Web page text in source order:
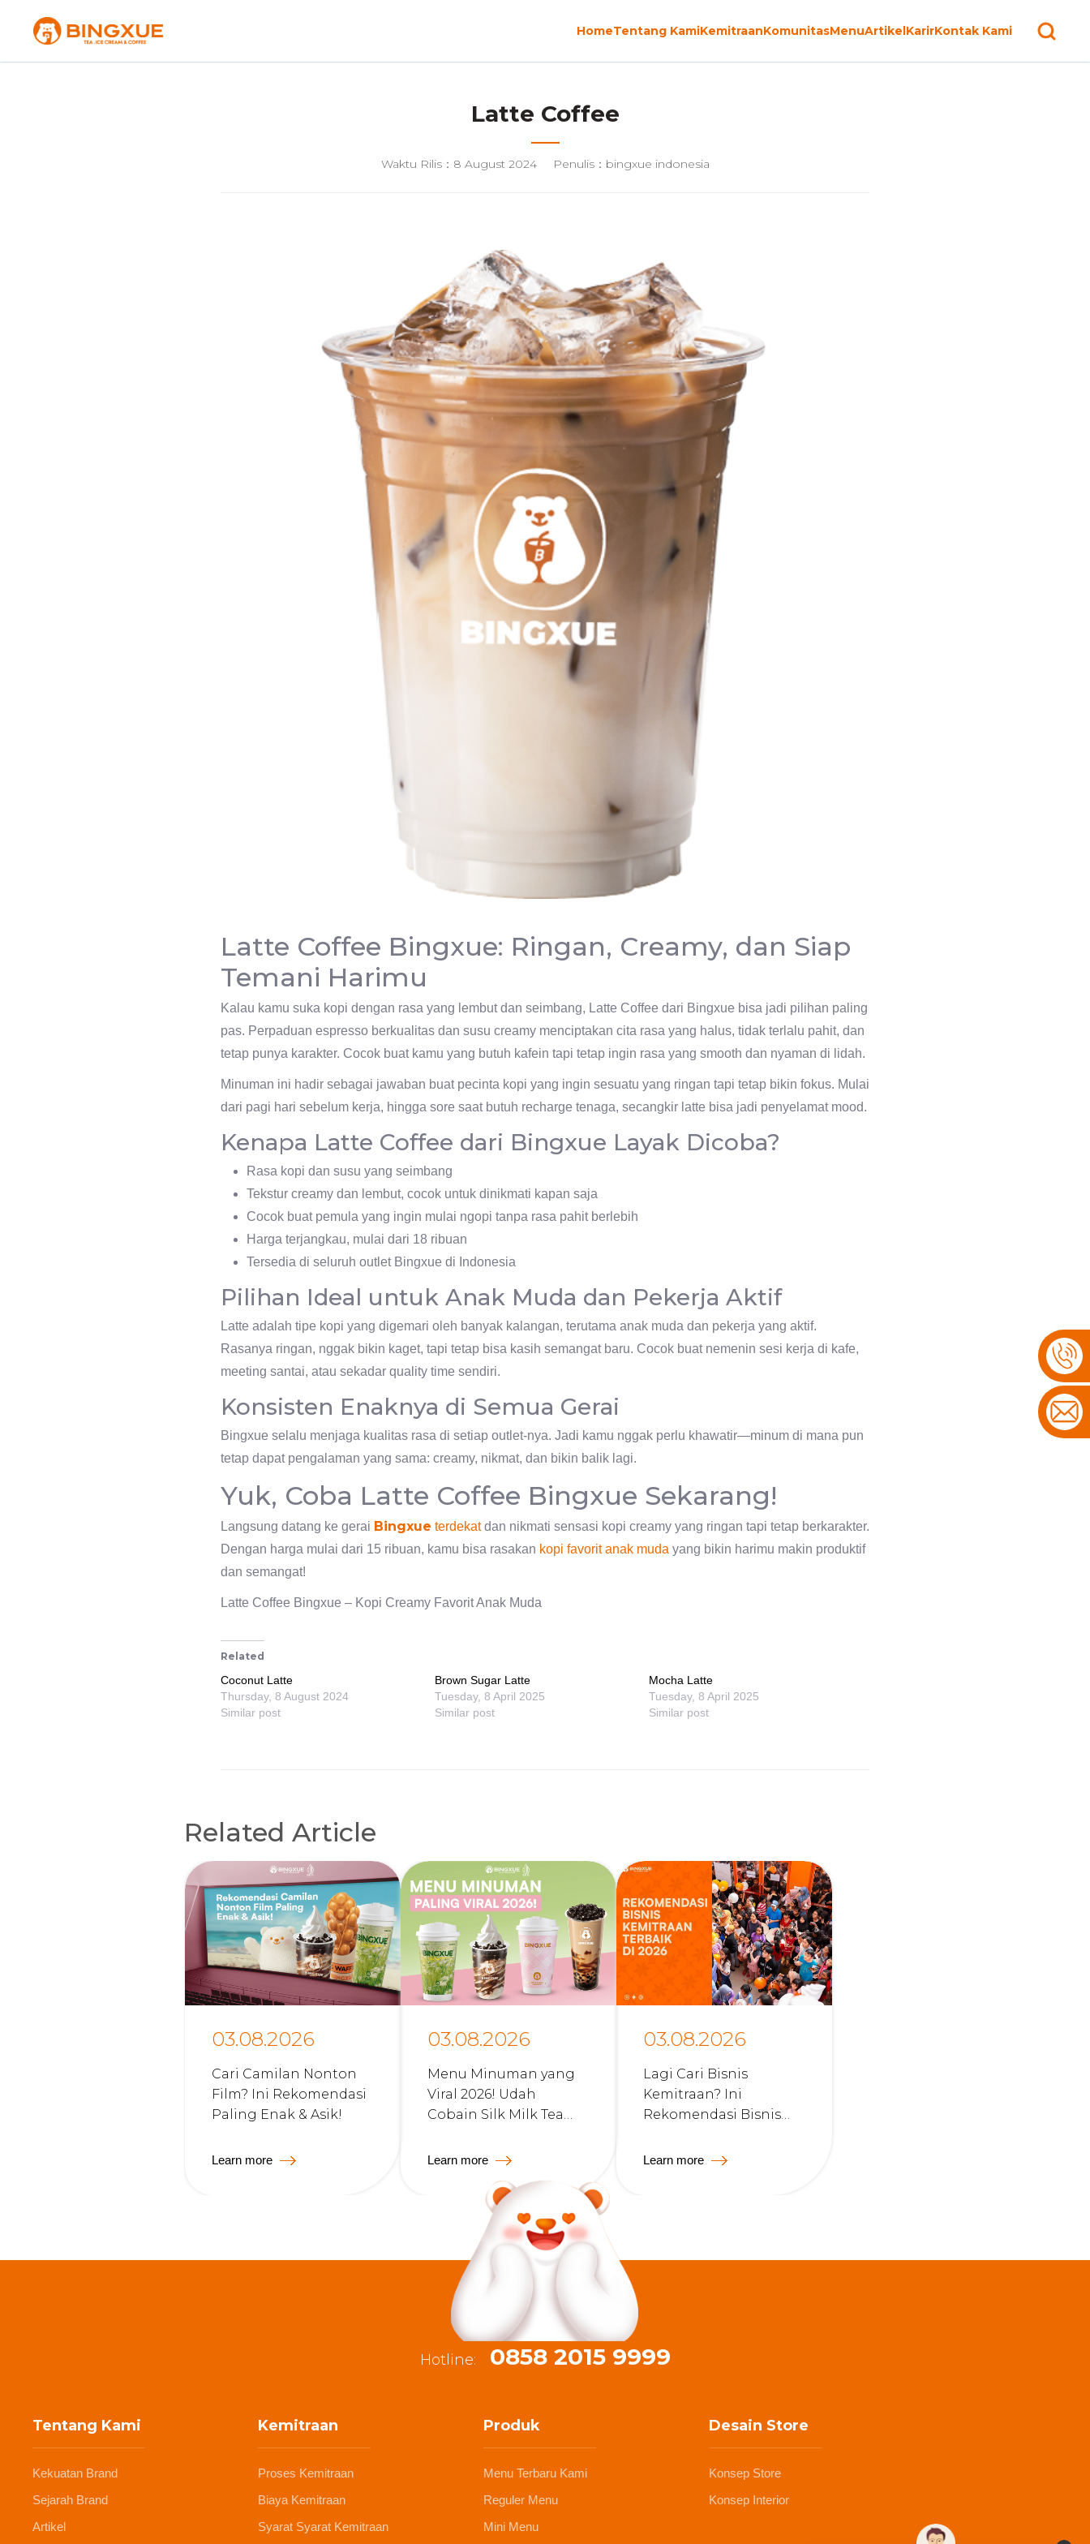
HomeTentang KamiKemitraanKomunitasMenuArtikelKarirKontak Kami
Latte Coffee
Waktu Rilis：8 August 2024 Penulis：bingxue indonesia
Latte Coffee Bingxue: Ringan, Creamy, dan Siap
Temani Harimu
Kalau kamu suka kopi dengan rasa yang lembut dan seimbang, Latte Coffee dari Bingxue bisa jadi pilihan paling
pas. Perpaduan espresso berkualitas dan susu creamy menciptakan cita rasa yang halus, tidak terlalu pahit, dan
tetap punya karakter. Cocok buat kamu yang butuh kafein tapi tetap ingin rasa yang smooth dan nyaman di lidah.
Minuman ini hadir sebagai jawaban buat pecinta kopi yang ingin sesuatu yang ringan tapi tetap bikin fokus. Mulai
dari pagi hari sebelum kerja, hingga sore saat butuh recharge tenaga, secangkir latte bisa jadi penyelamat mood.
Kenapa Latte Coffee dari Bingxue Layak Dicoba?
Rasa kopi dan susu yang seimbang
Tekstur creamy dan lembut, cocok untuk dinikmati kapan saja
Cocok buat pemula yang ingin mulai ngopi tanpa rasa pahit berlebih
Harga terjangkau, mulai dari 18 ribuan
Tersedia di seluruh outlet Bingxue di Indonesia
Pilihan Ideal untuk Anak Muda dan Pekerja Aktif
Latte adalah tipe kopi yang digemari oleh banyak kalangan, terutama anak muda dan pekerja yang aktif.
Rasanya ringan, nggak bikin kaget, tapi tetap bisa kasih semangat baru. Cocok buat nemenin sesi kerja di kafe,
meeting santai, atau sekadar quality time sendiri.
Konsisten Enaknya di Semua Gerai
Bingxue selalu menjaga kualitas rasa di setiap outlet-nya. Jadi kamu nggak perlu khawatir—minum di mana pun
tetap dapat pengalaman yang sama: creamy, nikmat, dan bikin balik lagi.
Yuk, Coba Latte Coffee Bingxue Sekarang!
Langsung datang ke gerai Bingxue terdekatdan nikmati sensasi kopi creamy yang ringan tapi tetap berkarakter.
Dengan harga mulai dari 15 ribuan, kamu bisa rasakan kopi favorit anak muda yang bikin harimu makin produktif
dan semangat!
Latte Coffee Bingxue – Kopi Creamy Favorit Anak Muda
Related
Coconut Latte
Thursday, 8 August 2024
Similar post
Brown Sugar Latte
Tuesday, 8 April 2025
Similar post
Mocha Latte
Tuesday, 8 April 2025
Similar post
Related Article
03.08.2026
Cari Camilan Nonton
Film? Ini Rekomendasi
Paling Enak & Asik!
Learn more
03.08.2026
Menu Minuman yang
Viral 2026! Udah
Cobain Silk Milk Tea
Learn more
03.08.2026
Lagi Cari Bisnis
Kemitraan? Ini
Rekomendasi Bisnis
di 2026
Learn more
Hotline: 0858 2015 9999
Tentang Kami
Kekuatan Brand
Sejarah Brand
Artikel
Kemitraan
Proses Kemitraan
Biaya Kemitraan
Syarat Syarat Kemitraan
Produk
Menu Terbaru Kami
Reguler Menu
Mini Menu
Desain Store
Konsep Store
Konsep Interior